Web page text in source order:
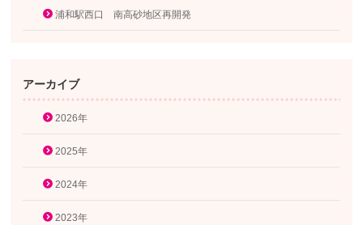
浦和駅西口 南高砂地区再開発
アーカイブ
2026年
2025年
2024年
2023年